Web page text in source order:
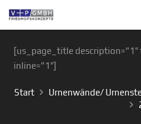
[us_page_title description=”1″
inline=”1″]
Start
Urnenwände/